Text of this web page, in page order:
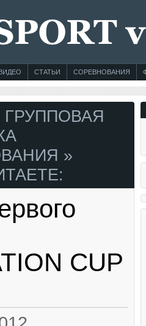
СТАТЬИ СОРЕВНОВАНИЯ
ГРУППОВАЯ
»
CUP